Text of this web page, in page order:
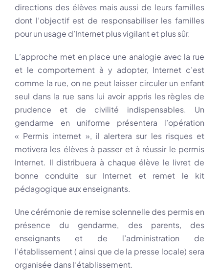
directions des élèves mais aussi de leurs familles
dont l’objectif est de responsabiliser les familles
pour un usage d’Internet plus vigilant et plus sûr.
L’approche met en place une analogie avec la rue
et le comportement à y adopter, Internet c’est
comme la rue, on ne peut laisser circuler un enfant
seul dans la rue sans lui avoir appris les règles de
prudence et de civilité indispensables. Un
gendarme en uniforme présentera l’opération
« Permis internet », il alertera sur les risques et
motivera les élèves à passer et à réussir le permis
Internet. Il distribuera à chaque élève le livret de
bonne conduite sur Internet et remet le kit
pédagogique aux enseignants.
Une cérémonie de remise solennelle des permis en
présence du gendarme, des parents, des
enseignants et de l’administration de
l’établissement ( ainsi que de la presse locale) sera
organisée dans l’établissement.